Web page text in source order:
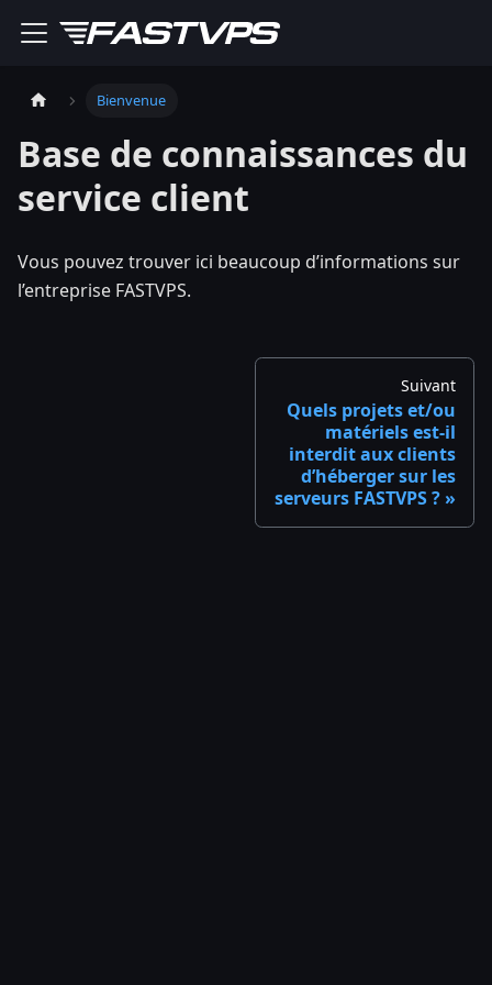
Bienvenue
Base de connaissances du
service client
Vous pouvez trouver ici beaucoup d’informations sur
l’entreprise FASTVPS.
Suivant
Quels projets et/ou
matériels est-il
interdit aux clients
d’héberger sur les
serveurs FASTVPS ?